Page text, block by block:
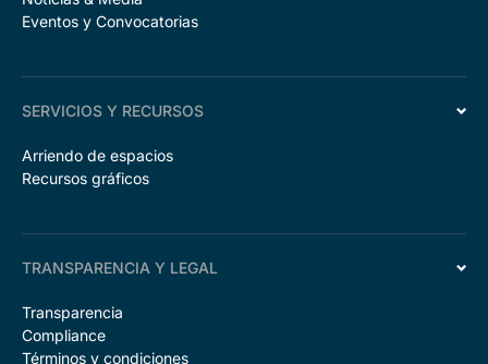
Eventos y Convocatorias
SERVICIOS Y RECURSOS
Arriendo de espacios
Recursos gráficos
TRANSPARENCIA Y LEGAL
Transparencia
Compliance
Términos y condiciones